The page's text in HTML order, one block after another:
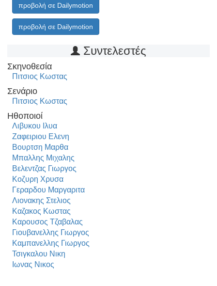
προβολή σε Dailymotion
προβολή σε Dailymotion
Συντελεστές
Σκηνοθεσία
Πιτσιος Κωστας
Σενάριο
Πιτσιος Κωστας
Ηθοποιοί
Λιβυκου Ιλυα
Ζαφειριου Ελενη
Βουρτση Μαρθα
Μπαλλης Μιχαλης
Βελεντζας Γιωργος
Κοζυρη Χρυσα
Γεραρδου Μαργαριτα
Λιονακης Στελιος
Καζακος Κωστας
Καρουσος Τζαβαλας
Γιουβανελλης Γιωργος
Καμπανελλης Γιωργος
Τσιγκαλου Νικη
Ιωνας Νικος